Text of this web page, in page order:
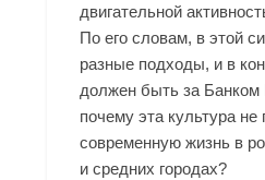
двигательной
По его словам, в этой
разные подходы, и в
должен быть за
почему эта культура не
современную жизнь в
и средних городах?